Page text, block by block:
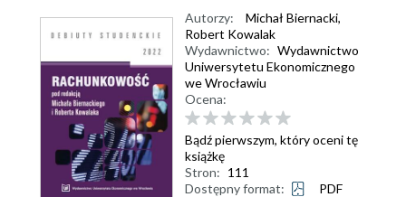
Autorzy: Michał Biernacki,
Robert Kowalak
Wydawnictwo: Wydawnictwo
Uniwersytetu Ekonomicznego
we Wrocławiu
Ocena:
Bądź pierwszym, który oceni tę
książkę
Stron: 111
Dostępny format:
PDF